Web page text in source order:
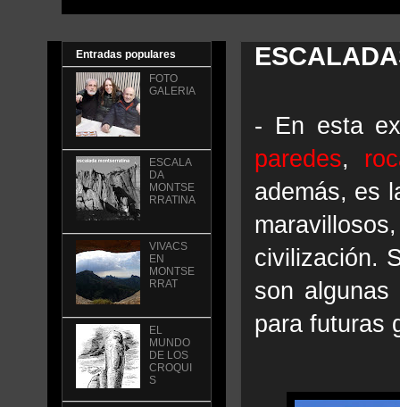
- En esta
paredes,
además, es
civilización.
son
para futuras
Entradas populares
FOTO
GALERIA
ESCALA
DA
MONTSE
RRATINA
VIVACS
EN
MONTSE
RRAT
EL
MUNDO
DE LOS
CROQUI
S